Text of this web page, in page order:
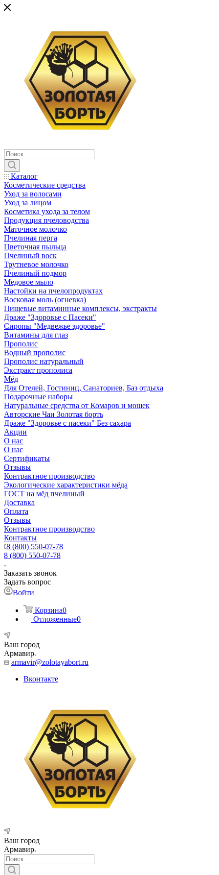
Каталог
Косметические средства
Уход за волосами
Уход за лицом
Косметика ухода за телом
Продукция пчеловодства
Маточное молочко
Пчелиная перга
Цветочная пыльца
Пчелиный воск
Трутневое молочко
Пчелиный подмор
Медовое мыло
Настойки на пчелопродуктах
Восковая моль (огневка)
Пищевые витаминные комплексы, экстракты
Драже "Здоровье с Пасеки"
Сиропы "Медвежье здоровье"
Витамины для глаз
Прополис
Водный прополис
Прополис натуральный
Экстракт прополиса
Мёд
Для Отелей, Гостиниц, Санаториев, Баз отдыха
Подарочные наборы
Натуральные средства от Комаров и мошек
Авторские Чаи Золотая борть
Драже "Здоровье с пасеки" Без сахара
Акции
О нас
О нас
Сертификаты
Отзывы
Контрактное производство
Экологические характеристики мёда
ГОСТ на мёд пчелиный
Доставка
Оплата
Отзывы
Контрактное производство
Контакты
8 (800) 550-07-78
8 (800) 550-07-78
Заказать звонок
Задать вопрос
Войти
Корзина0
Отложенные0
Ваш город
Армавир
armavir@zolotayabort.ru
Вконтакте
Ваш город
Армавир